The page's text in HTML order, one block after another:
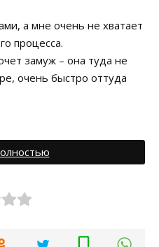
а мне очень не хватает
процесса.
замуж – она туда не
очень быстро оттуда